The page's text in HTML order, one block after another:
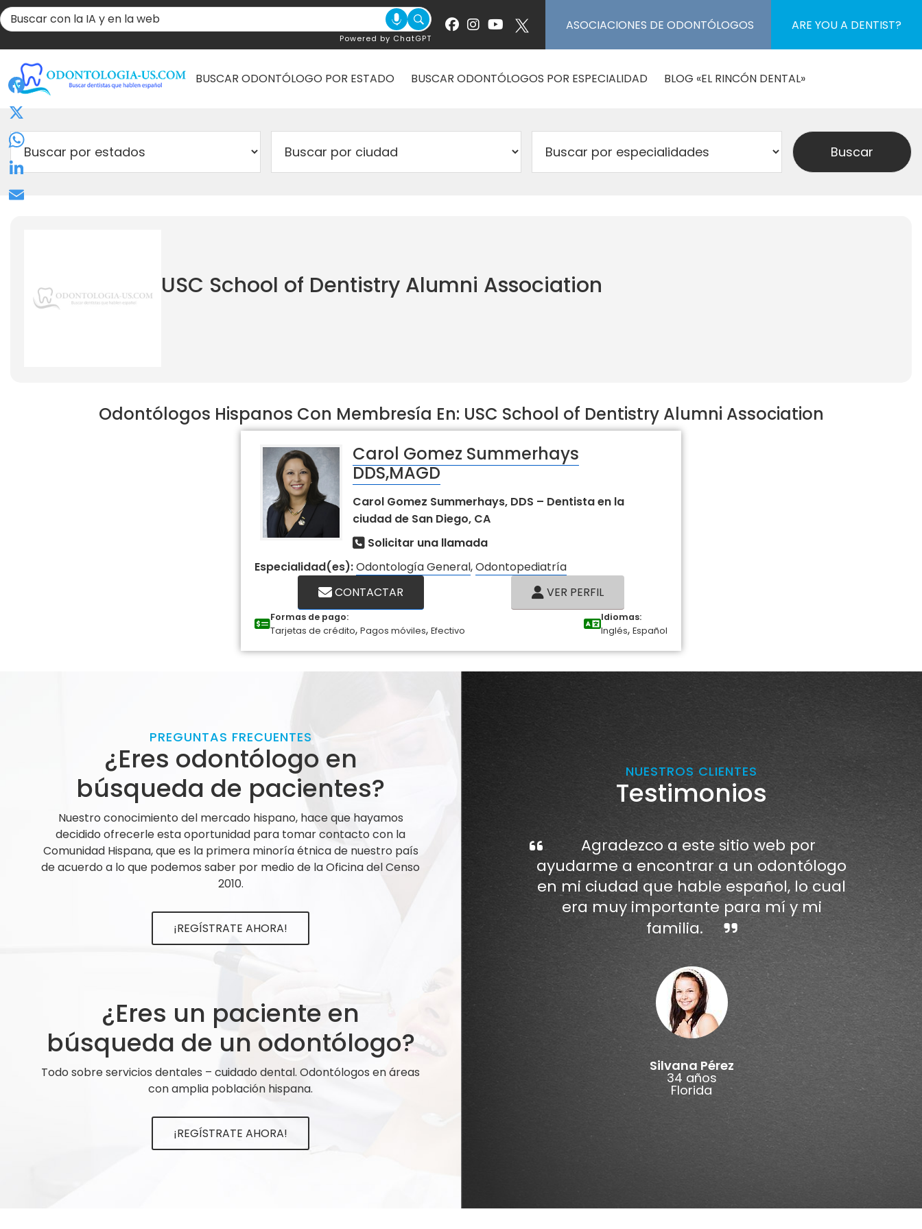
Powered by ChatGPT
ASOCIACIONES DE ODONTÓLOGOS ARE YOU A DENTIST?
BUSCAR ODONTÓLOGO POR ESTADO BUSCAR ODONTÓLOGOS POR ESPECIALIDAD BLOG «EL RINCÓN DENTAL»
USC School of Dentistry Alumni Association
Odontólogos Hispanos Con Membresía En: USC School of Dentistry Alumni Association
Carol Gomez Summerhays
DDS,MAGD
Carol Gomez Summerhays, DDS – Dentista en la
ciudad de San Diego, CA
Solicitar una llamada
Especialidad(es):Odontología General,Odontopediatría
CONTACTAR
VER PERFIL
Formas de pago:
Tarjetas de crédito, Pagos móviles, Efectivo
Idiomas:
Inglés, Español
PREGUNTAS FRECUENTES
¿Eres odontólogo en
búsqueda de pacientes?
Nuestro conocimiento del mercado hispano, hace que hayamos
decidido ofrecerle esta oportunidad para tomar contacto con la
Comunidad Hispana, que es la primera minoría étnica de nuestro país
de acuerdo a lo que podemos saber por medio de la Oficina del Censo
2010.
¡REGÍSTRATE AHORA!
¿Eres un paciente en
búsqueda de un odontólogo?
Todo sobre servicios dentales – cuidado dental. Odontólogos en áreas
con amplia población hispana.
¡REGÍSTRATE AHORA!
NUESTROS CLIENTES
Testimonios
Agradezco a este sitio web por
ayudarme a encontrar a un odontólogo
en mi ciudad que hable español, lo cual
era muy importante para mí y mi
familia.
Silvana Pérez
34 años
Florida
Facebook
X
WhatsApp
LinkedIn